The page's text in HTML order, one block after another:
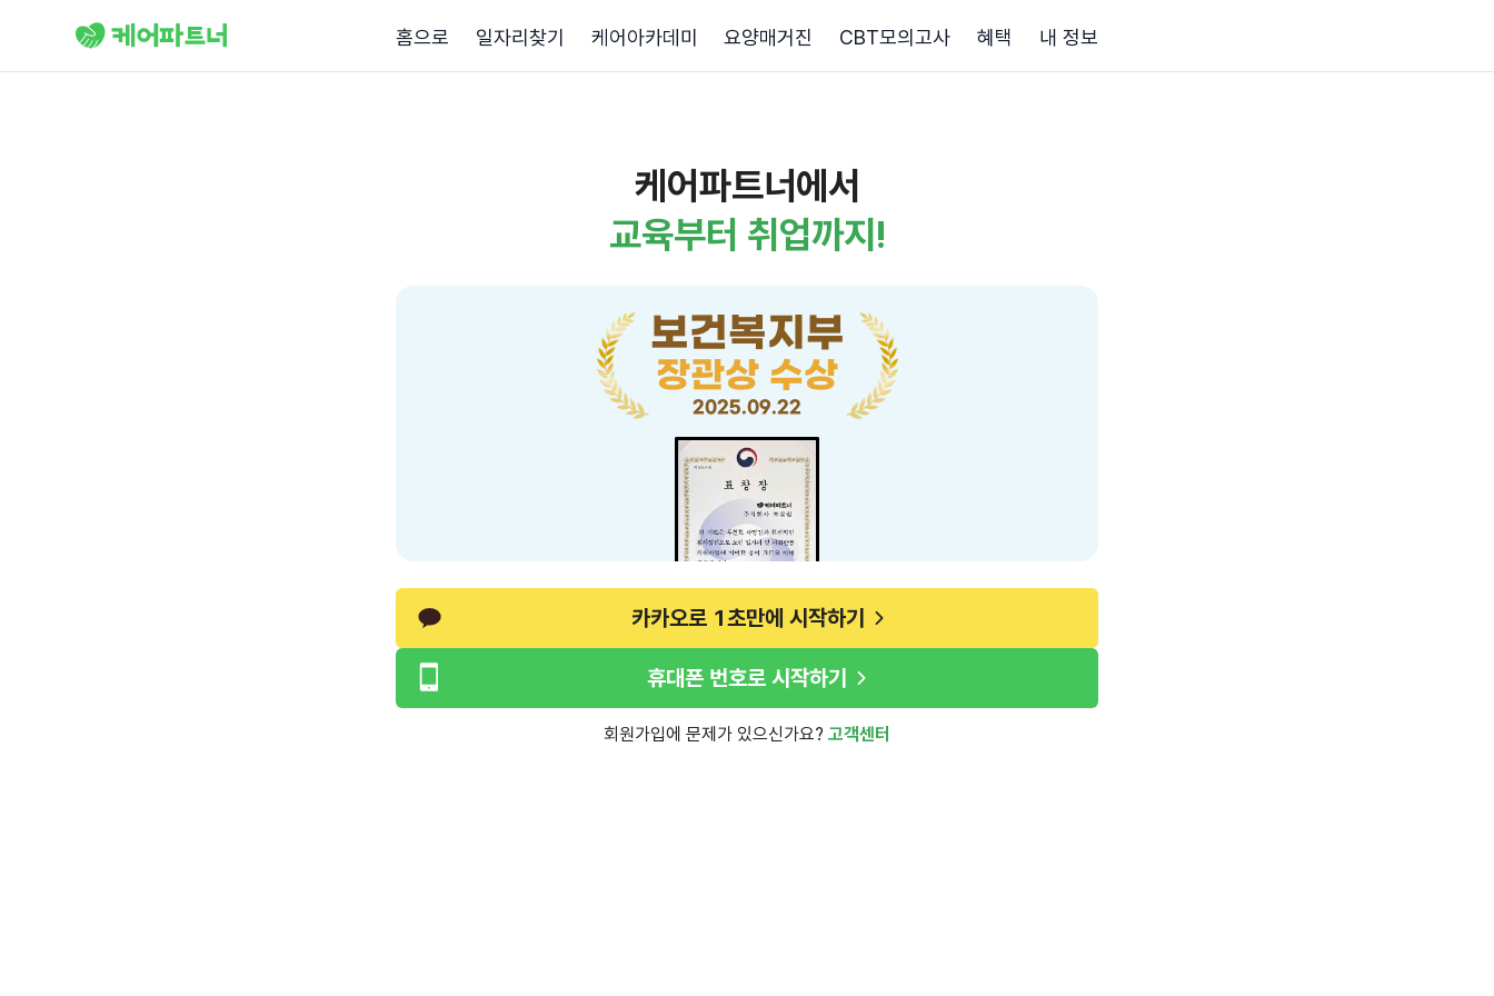
홈으로 일자리찾기 케어아카데미 요양매거진 CBT모의고사 혜택 내 정보
케어파트너에서
교육부터 취업까지!
보건복지부
장관상 수상
2025.09.22
카카오로 1초만에 시작하기
휴대폰 번호로 시작하기
회원가입에 문제가 있으신가요? 고객센터